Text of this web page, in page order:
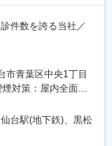
社の営業スタイル
ど分野に精通した
ができる必要がご
件数を誇る当社／
することとなりま
る人材の層が薄く
理職候補としての
市青葉区中央1丁目
対策：屋内全面禁
城県仙台市泉区泉中
最寄駅：仙台市地下
禁煙＜勤務地詳細3
台駅(地下鉄)、黒松